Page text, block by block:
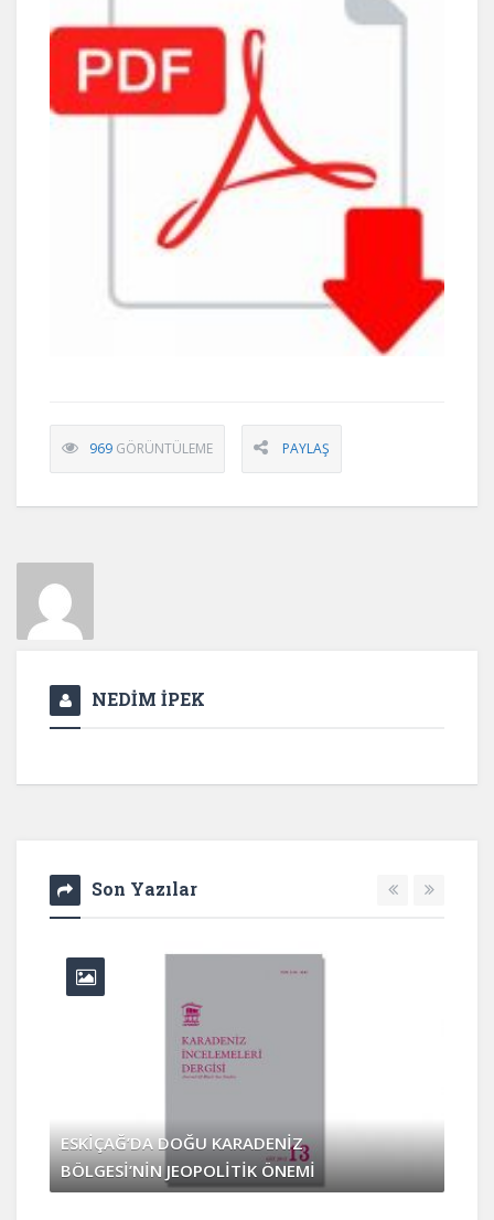
969 GÖRÜNTÜLEME PAYLAŞ
NEDİM İPEK
Son Yazılar
ESKİÇAĞ’DA DOĞU KARADENİZ
BÖLGESİ’NİN JEOPOLİTİK ÖNEMİ